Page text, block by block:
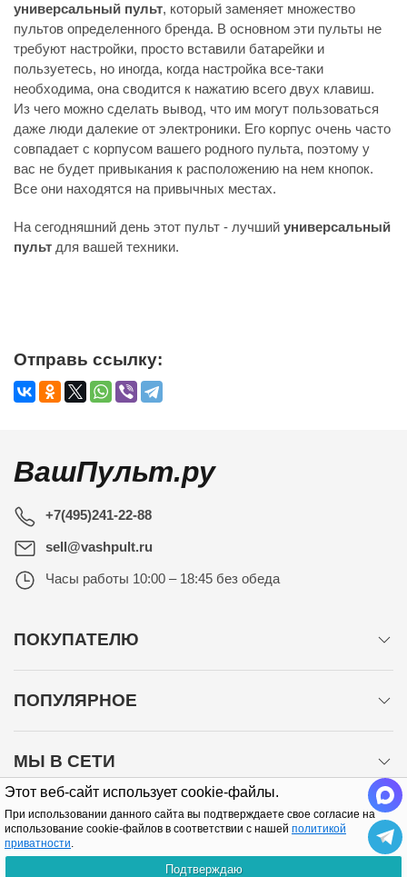
Этот веб-сайт использует cookie-файлы.
При использовании данного сайта вы подтверждаете свое согласие на
использование cookie-файлов в соответствии с нашей политикой
приватности.
Подтверждаю
универсальный пульт, который заменяет множество
пультов определенного бренда. В основном эти пульты не
требуют настройки, просто вставили батарейки и
пользуетесь, но иногда, когда настройка все-таки
необходима, она сводится к нажатию всего двух клавиш.
Из чего можно сделать вывод, что им могут пользоваться
даже люди далекие от электроники. Его корпус очень часто
совпадает с корпусом вашего родного пульта, поэтому у
вас не будет привыкания к расположению на нем кнопок.
Все они находятся на привычных местах.
На сегодняшний день этот пульт - лучший универсальный
пульт для вашей техники.
Отправь ссылку:
ВашПульт.ру
+7(495)241-22-88
sell@vashpult.ru
Часы работы 10:00 – 18:45 без обеда
ПОКУПАТЕЛЮ
ПОПУЛЯРНОЕ
МЫ В СЕТИ